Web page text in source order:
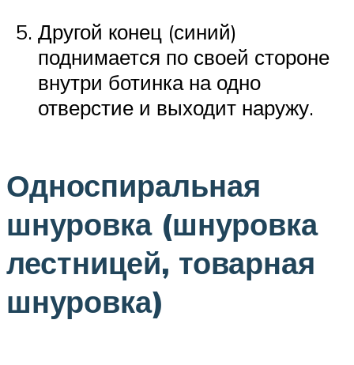
Другой конец (синий)
поднимается по своей стороне
внутри ботинка на одно
отверстие и выходит наружу.
Односпиральная
шнуровка (шнуровка
лестницей, товарная
шнуровка)